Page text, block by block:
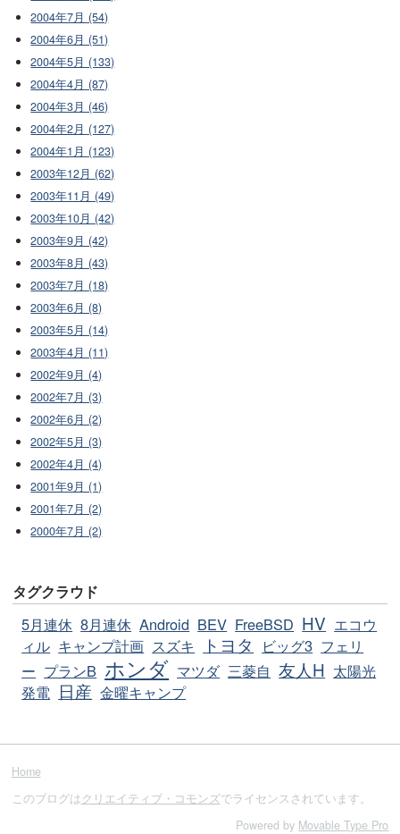
2004年7月 (54)
2004年6月 (51)
2004年5月 (133)
2004年4月 (87)
2004年3月 (46)
2004年2月 (127)
2004年1月 (123)
2003年12月 (62)
2003年11月 (49)
2003年10月 (42)
2003年9月 (42)
2003年8月 (43)
2003年7月 (18)
2003年6月 (8)
2003年5月 (14)
2003年4月 (11)
2002年9月 (4)
2002年7月 (3)
2002年6月 (2)
2002年5月 (3)
2002年4月 (4)
2001年9月 (1)
2001年7月 (2)
2000年7月 (2)
タグクラウド
5月連休 8月連休 Android BEV FreeBSD HV エコウ
ィル キャンプ計画 スズキ トヨタ ビッグ3 フェリ
ー プランB ホンダ マツダ 三菱自 友人H 太陽光
発電 日産 金曜キャンプ
Home
このブログはクリエイティブ・コモンズでライセンスされています。
Powered by Movable Type Pro